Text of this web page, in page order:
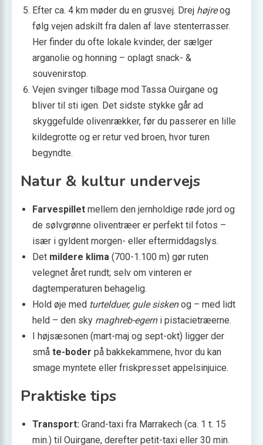
Efter ca. 4 km møder du en grusvej. Drej højreog
følg vejen adskilt fra dalen af lave stenterrasser.
Her finder du ofte lokale kvinder, der sælger
arganolie og honning – oplagt snack- &
souvenirstop.
Vejen svinger tilbage mod Tassa Ouirgane og
bliver til sti igen. Det sidste stykke går ad
skyggefulde olivenrækker, før du passerer en lille
kildegrotte og er retur ved broen, hvor turen
begyndte.
Natur & kultur undervejs
Farvespillet mellem den jernholdige røde jord og
de sølvgrønne oliventræer er perfekt til fotos –
især i gyldent morgen- eller eftermiddagslys.
Det mildere klima (700-1.100 m) gør ruten
velegnet året rundt; selv om vinteren er
dagtemperaturen behagelig.
Hold øje med turtelduer, gule siskenog – med lidt
held – den sky maghreb-egerni pistacietræerne.
I højsæsonen (mart-maj og sept-okt) ligger der
små te-boder på bakkekammene, hvor du kan
smage myntete eller friskpresset appelsinjuice.
Praktiske tips
Transport: Grand-taxi fra Marrakech (ca. 1 t. 15
min.) til Ouirgane, derefter petit-taxi eller 30 min.